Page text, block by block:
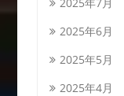
2025年6月
2025年5月
2025年4月